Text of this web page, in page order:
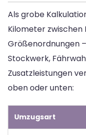
Als grobe
Kilometer zwischen
Größenordnungen
Stockwerk,
Zusatzleistungen
oben oder unten:
Umzugsart